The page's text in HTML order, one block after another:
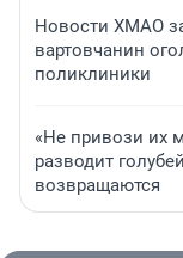
Новости ХМАО
вартовчанин
поликлиники
«Не привози их
разводит
возвращаются